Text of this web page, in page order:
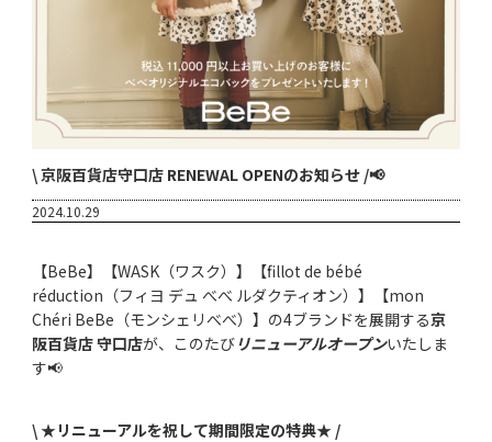
\ 京阪百貨店守口店 RENEWAL OPENのお知らせ /📢
2024.10.29
【BeBe】【WASK（ワスク）】【fillot de bébé
réduction（フィヨ デュ べべ ルダクティオン）】【mon
Chéri BeBe（モンシェリべべ）】の4ブランドを展開する京
阪百貨店 守口店が、このたびリニューアルオープンいたしま
す📢
\ ★リニューアルを祝して期間限定の特典★ /